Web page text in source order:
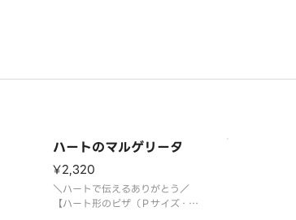
ハートのマルゲリータ
¥2,320
＼ハートで伝えるありがとう／
【ハート形のピザ（Ｐサイズ・ハ